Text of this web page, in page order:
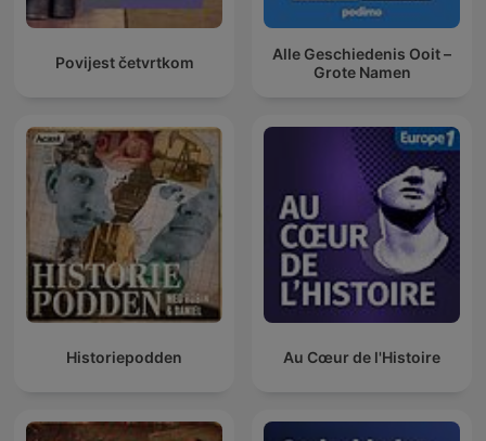
Povijest četvrtkom
Alle Geschiedenis Ooit –
Grote Namen
Historiepodden Au Cœur de l'Histoire